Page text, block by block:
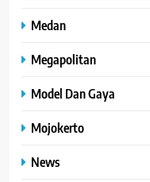
Medan
Megapolitan
Model Dan Gaya
Mojokerto
News